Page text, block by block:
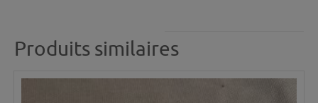
Produits similaires